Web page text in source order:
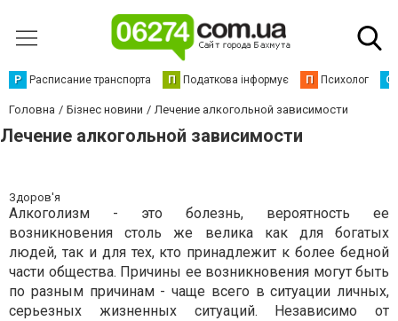
Р Расписание транспорта П Податкова інформує П Психолог С
Головна Бізнес новини Лечение алкогольной зависимости
Лечение алкогольной зависимости
Здоров'я
Алкоголизм - это болезнь, вероятность ее
возникновения столь же велика как для богатых
людей, так и для тех, кто принадлежит к более бедной
части общества. Причины ее возникновения могут быть
по разным причинам - чаще всего в ситуации личных,
серьезных жизненных ситуаций. Независимо от